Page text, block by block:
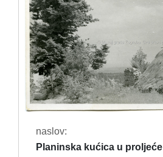
naslov:
Planinska kućica u proljeće